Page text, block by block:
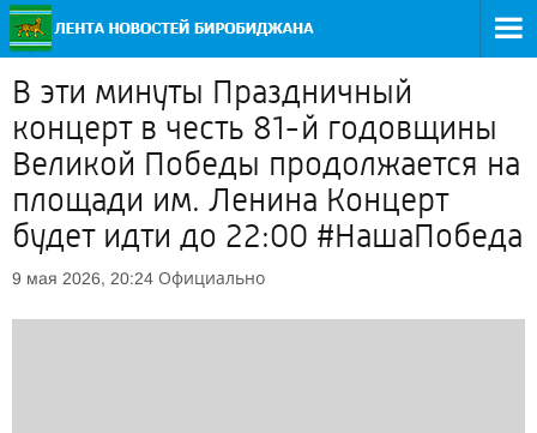
В эти минуты Праздничный
концерт в честь 81-й годовщины
Великой Победы продолжается на
площади им. Ленина Концерт
будет идти до 22:00 #НашаПобеда
9 мая 2026, 20:24 Официально